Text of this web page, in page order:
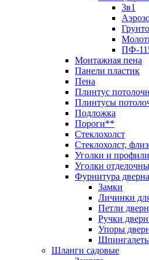
3в1
ПФ-
Монтажная пена
Панели пластик
Пена
Плинтус
Плинтусы
Подложка
Пороги**
Стеклохолст
Стеклохолст,
Уголки и
Уголки
Фурнитура
Замки
Личинки
Петли
Ручки
Упоры
Шланги садовые